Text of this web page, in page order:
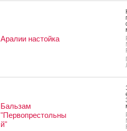
Аралии настойка
Бальзам
"Первопрестольны
й"